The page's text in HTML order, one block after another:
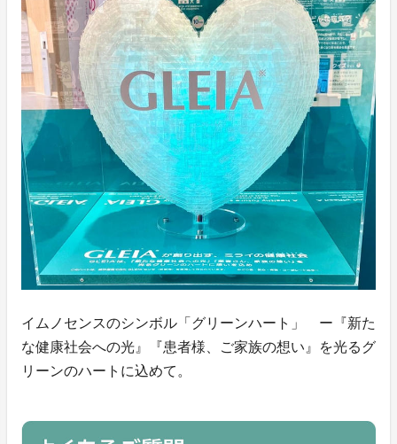
イムノセンスのシンボル「グリーンハート」 ー『新た
な健康社会への光』『患者様、ご家族の想い』を光るグ
リーンのハートに込めて。